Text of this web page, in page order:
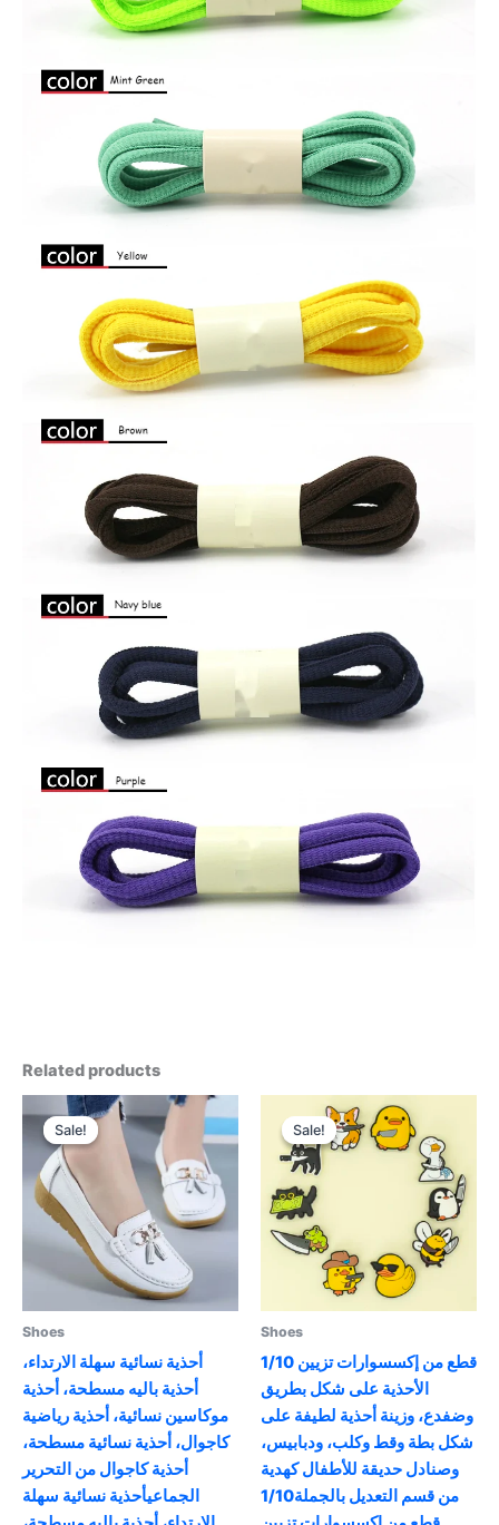
Related products
Sale!
Sale!
Shoes
أحذية نسائية سهلة الارتداء،
أحذية باليه مسطحة، أحذية
موكاسين نسائية، أحذية رياضية
كاجوال، أحذية نسائية مسطحة،
أحذية كاجوال من التحرير
الجماعيأحذية نسائية سهلة
Sale!
Sale!
Shoes
1/10 قطع من إكسسوارات تزيين
الأحذية على شكل بطريق
وضفدع، وزينة أحذية لطيفة على
شكل بطة وقط وكلب، ودبابيس،
وصنادل حديقة للأطفال كهدية
من قسم التعديل بالجملة1/10